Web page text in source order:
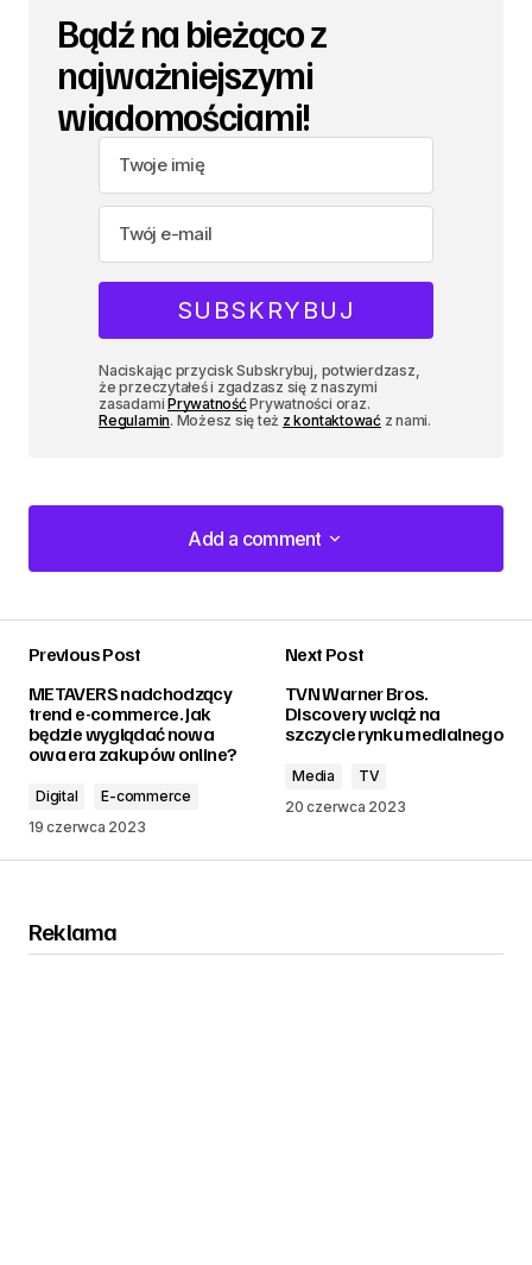
Bądź na bieżąco z
najważniejszymi
wiadomościami!
Naciskając przycisk Subskrybuj, potwierdzasz,
że przeczytałeś i zgadzasz się z naszymi
zasadamiPrywatnośćPrywatności oraz.
Regulamin. Możesz się też z kontaktowaćz nami.
Add a comment
Add a comment
Previous Post
METAVERS nadchodzący
trend e-commerce. Jak
będzie wyglądać nowa
owa era zakupów online?
Digital
E-commerce
19 czerwca 2023
Next Post
TVN Warner Bros.
Discovery wciąż na
szczycie rynku medialnego
Media
TV
20 czerwca 2023
Reklama